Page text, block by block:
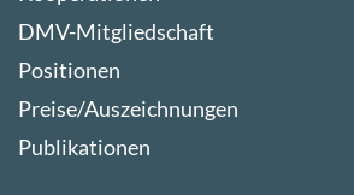
DMV-Mitgliedschaft
Positionen
Preise/Auszeichnungen
Publikationen